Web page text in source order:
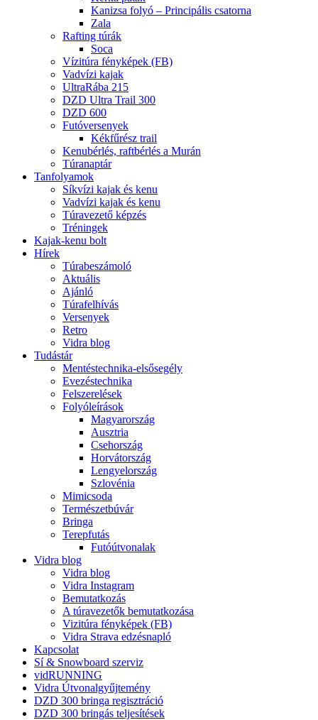
Kanizsa folyó – Principális csatorna
Zala
Rafting túrák
Soca
Vízitúra fényképek (FB)
Vadvízi kajak
UltraRába 215
DZD Ultra Trail 300
DZD 600
Futóversenyek
Kékfűrész trail
Kenubérlés, raftbérlés a Murán
Túranaptár
Tanfolyamok
Síkvízi kajak és kenu
Vadvízi kajak és kenu
Túravezető képzés
Tréningek
Kajak-kenu bolt
Hírek
Túrabeszámoló
Aktuális
Ajánló
Túrafelhívás
Versenyek
Retro
Vidra blog
Tudástár
Mentéstechnika-elsősegély
Evezéstechnika
Felszerelések
Folyóleírások
Magyarország
Ausztria
Csehország
Horvátország
Lengyelország
Szlovénia
Mimicsoda
Természetbúvár
Bringa
Terepfutás
Futóútvonalak
Vidra blog
Vidra blog
Vidra Instagram
Bemutatkozás
A túravezetők bemutatkozása
Vizitúra fényképek (FB)
Vidra Strava edzésnapló
Kapcsolat
Sí & Snowboard szerviz
vidRUNNING
Vidra Útvonalgyűjtemény
DZD 300 bringa regisztráció
DZD 300 bringás teljesítések